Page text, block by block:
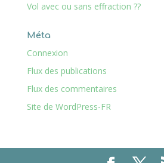
Vol avec ou sans effraction ??
Méta
Connexion
Flux des publications
Flux des commentaires
Site de WordPress-FR